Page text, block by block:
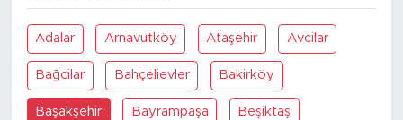
Adalar Arnavutköy Ataşehir Avcilar
Bağcilar Bahçelievler Bakirköy
Başakşehir Bayrampaşa Beşiktaş
SAĞLIK
SİYASET
MEDYA KÖŞESİ